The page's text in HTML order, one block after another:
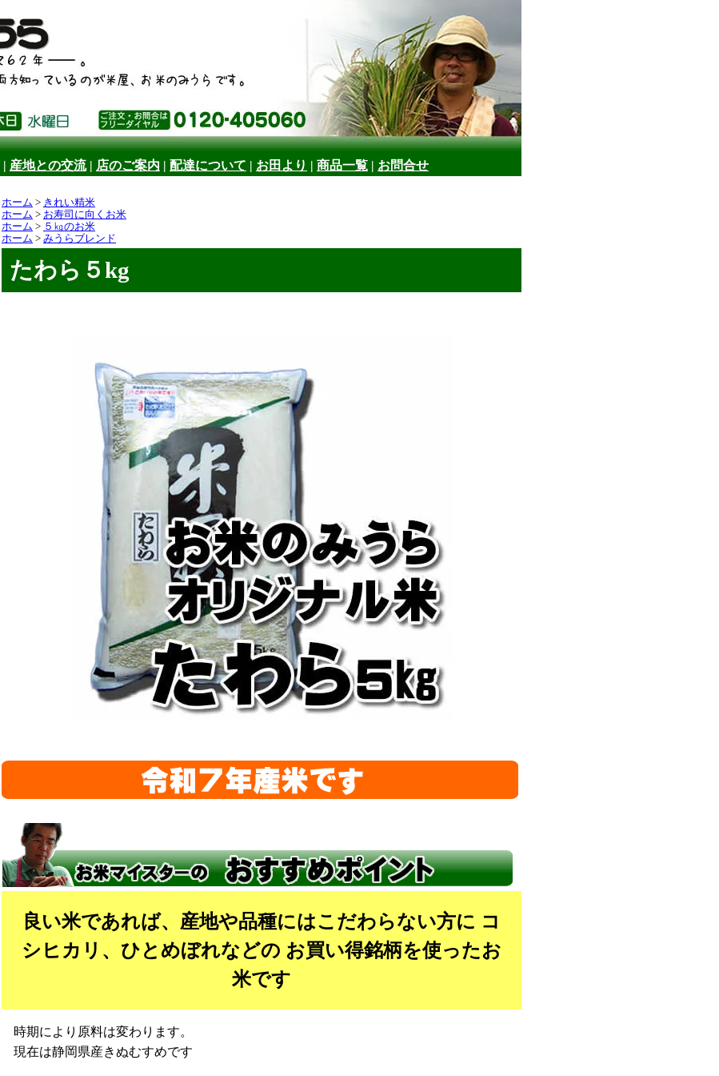
| 産地との交流| 店のご案内 | 配達について | お田より | 商品一覧 | お問合せ
ホーム > きれい精米
ホーム > お寿司に向くお米
ホーム > ５㎏のお米
ホーム > みうらブレンド
たわら５kg
良い米であれば、産地や品種にはこだわらない方に コ
シヒカリ、ひとめぼれなどの お買い得銘柄を使ったお
米です
時期により原料は変わります。
現在は静岡県産きぬむすめです